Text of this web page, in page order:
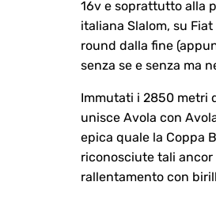
16v e soprattutto alla
italiana Slalom, su
round dalla fine
senza se e senza ma
Immutati i 2850 metri
unisce Avola con
epica quale la Coppa
riconosciute tali
rallentamento con